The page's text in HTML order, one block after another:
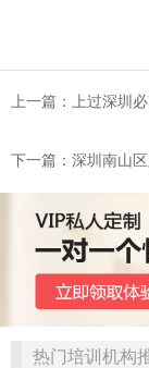
上一篇：上过深圳
下一篇：深圳南山
热门培训机构